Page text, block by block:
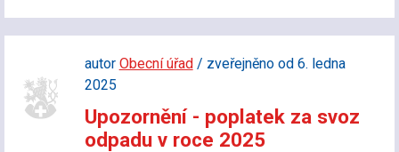
autor Obecní úřad/ zveřejněno od 6. ledna
2025
Upozornění - poplatek za svoz
odpadu v roce 2025